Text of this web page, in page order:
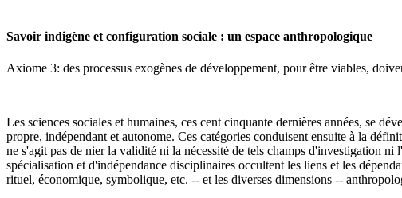
Savoir indigène et configuration sociale : un espace anthropologique
Axiome 3: des processus exogènes de développement, pour être viables,
Les sciences sociales et humaines, ces cent cinquante dernières années, se
propre, indépendant et autonome. Ces catégories conduisent ensuite à la
ne s'agit pas de nier la validité ni la nécessité de tels champs d'investigation
spécialisation et d'indépendance disciplinaires occultent les liens et les
rituel, économique, symbolique, etc. -- et les diverses dimensions --